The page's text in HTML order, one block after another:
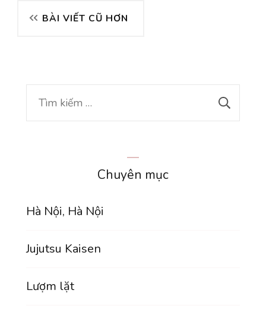
Điều
bài
viết
BÀI VIẾT CŨ HƠN
Tìm
kiếm
Chuyên mục
Hà Nội, Hà Nội
Jujutsu Kaisen
Lượm lặt